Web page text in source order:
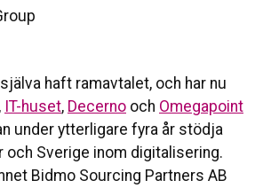
haft ramavtalet, och har nu
, IT-huset, Decerno och Omegapoint
under ytterligare fyra år stödja
och Sverige inom digitalisering.
Bidmo Sourcing Partners AB